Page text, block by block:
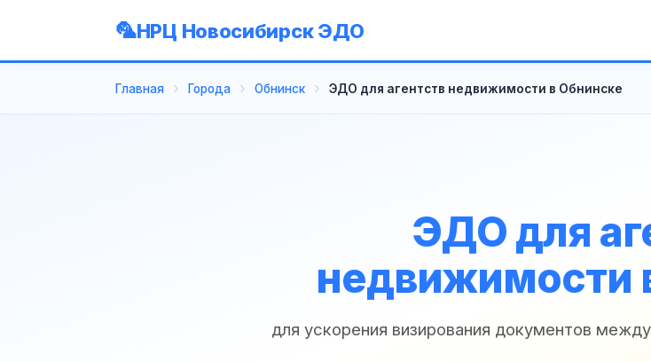
НРЦ Новосибирск ЭДО
Главная Города Обнинск ЭДО для агентств недвижимости в Обнинске
ЭДО для
недвижимости
для ускорения визирования документов